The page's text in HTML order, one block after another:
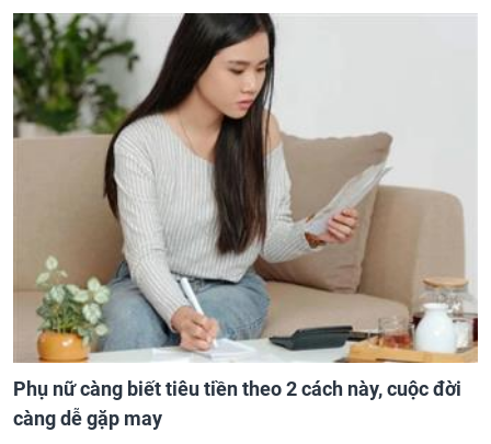
Phụ nữ càng biết tiêu tiền theo 2 cách này, cuộc đời
càng dễ gặp may